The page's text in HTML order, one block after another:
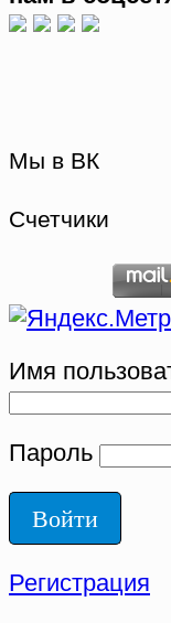
Мы в ВК
Счетчики
Имя
Пароль
Регистрация